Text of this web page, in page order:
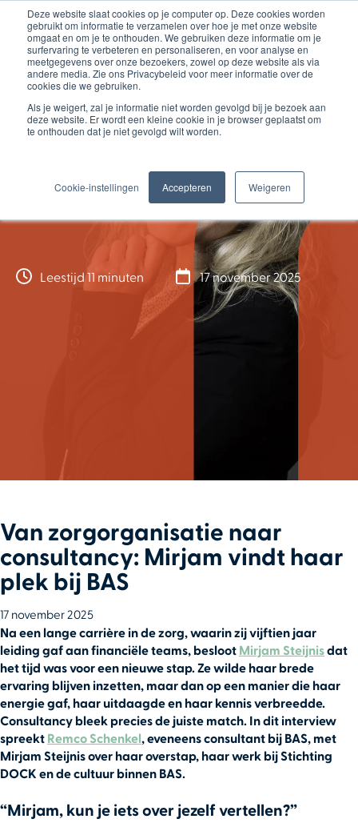
Deze website slaat cookies op je computer op. Deze cookies worden
gebruikt om informatie te verzamelen over hoe je met onze website
omgaat en om je te onthouden. We gebruiken deze informatie om je
surfervaring te verbeteren en personaliseren, en voor analyse en
meetgegevens over onze bezoekers, zowel op deze website als via
andere media. Zie ons Privacybeleid voor meer informatie over de
cookies die we gebruiken.
Als je weigert, zal je informatie niet worden gevolgd bij je bezoek aan
deze website. Er wordt een kleine cookie in je browser geplaatst om
te onthouden dat je niet gevolgd wilt worden.
Cookie-instellingen Accepteren Weigeren
Leestijd 11 minuten 17 november 2025
Van zorgorganisatie naar
consultancy: Mirjam vindt haar
plek bij BAS
17 november 2025
Na een lange carrière in de zorg, waarin zij vijftien jaar
leiding gaf aan financiële teams, besloot Mirjam Steijnisdat
het tijd was voor een nieuwe stap. Ze wilde haar brede
ervaring blijven inzetten, maar dan op een manier die haar
energie gaf, haar uitdaagde en haar kennis verbreedde.
Consultancy bleek precies de juiste match. In dit interview
spreekt Remco Schenkel, eveneens consultant bij BAS, met
Mirjam Steijnis over haar overstap, haar werk bij Stichting
DOCK en de cultuur binnen BAS.
“Mirjam, kun je iets over jezelf vertellen?”